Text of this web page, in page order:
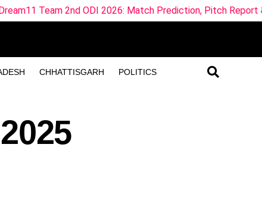
CHHATTISGARH POLITICS
ODI 2026: Match Prediction, Pitch Report & Playing 11